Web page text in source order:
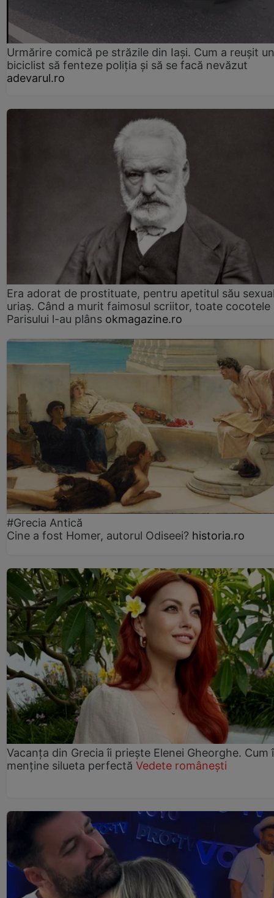
Urmărire comică pe străzile din Iași. Cum a reușit un
biciclist să fenteze poliția și să se facă nevăzut
adevarul.ro
Era adorat de prostituate, pentru apetitul său
uriaș. Când a murit faimosul scriitor, toate cocotele
Parisului l-au plâns okmagazine.ro
#Grecia Antică
Cine a fost Homer, autorul Odiseei? historia.ro
Vacanța din Grecia îi priește Elenei Gheorghe. Cum
menține silueta perfectă Vedete românești